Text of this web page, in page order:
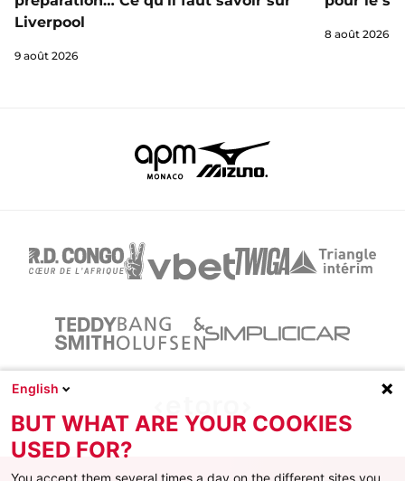
Liverpool
9 août 2026
8 août 2026
English
BUT WHAT ARE YOUR COOKIES
USED FOR?
You accept them several times a day on the different sites you